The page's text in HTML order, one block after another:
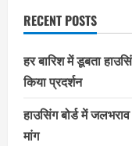
RECENT POSTS
हर बारिश में डूबता
किया प्रदर्शन
हाउसिंग बोर्ड में
मांग